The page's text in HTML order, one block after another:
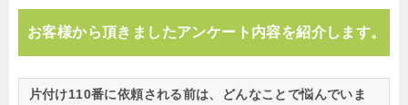
お客様から頂きましたアンケート内容を紹介します。
片付け110番に依頼される前は、どんなことで悩んでいま